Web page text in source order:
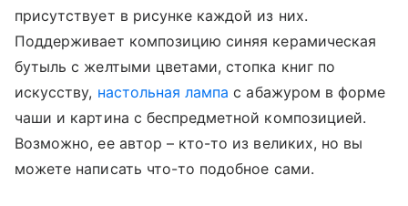
присутствует в рисунке каждой из них.
Поддерживает композицию синяя керамическая
бутыль с желтыми цветами, стопка книг по
искусству, настольная лампа с абажуром в форме
чаши и картина с беспредметной композицией.
Возможно, ее автор – кто-то из великих, но вы
можете написать что-то подобное сами.